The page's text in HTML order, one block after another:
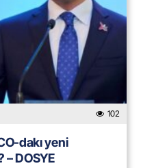
102
dakı yeni
DOSYE